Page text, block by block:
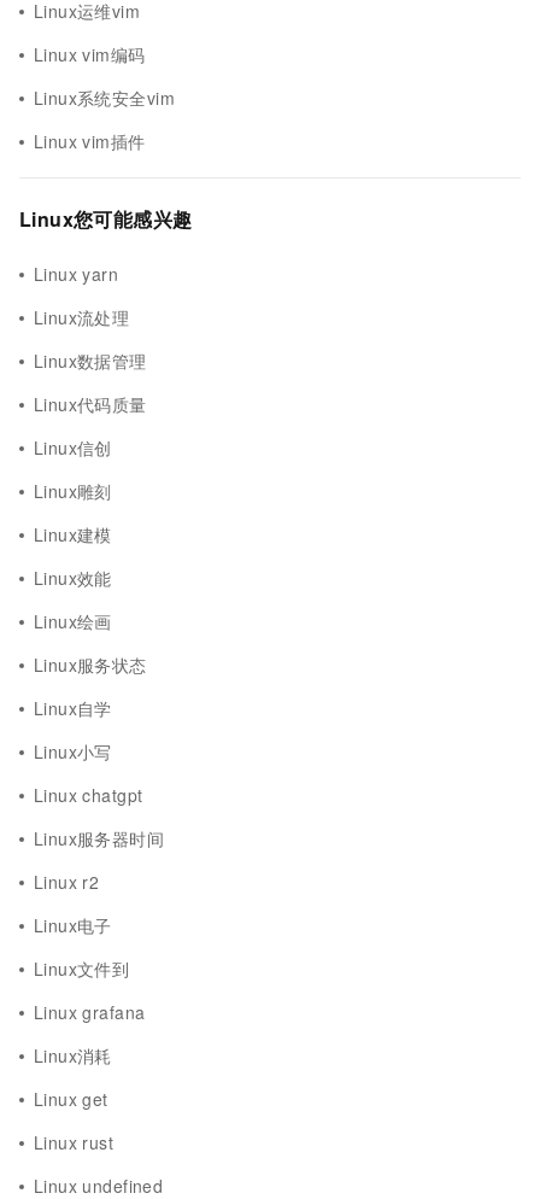
Linux运维vim
Linux vim编码
Linux系统安全vim
Linux vim插件
Linux您可能感兴趣
Linux yarn
Linux流处理
Linux数据管理
Linux代码质量
Linux信创
Linux雕刻
Linux建模
Linux效能
Linux绘画
Linux服务状态
Linux自学
Linux小写
Linux chatgpt
Linux服务器时间
Linux r2
Linux电子
Linux文件到
Linux grafana
Linux消耗
Linux get
Linux rust
Linux undefined